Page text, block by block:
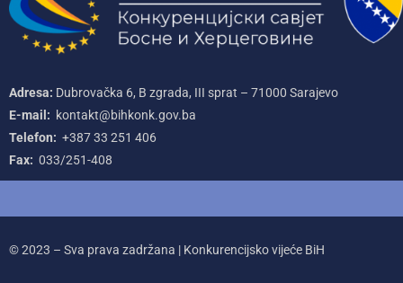
Adresa: Dubrovačka 6, B zgrada, III sprat – 71000‌ Sarajevo
E-mail: kontakt@bihkonk.gov.ba
Telefon: +387‌ 33‌ 251‌ 406
Fax: 033/251-408
© 2023 – Sva prava zadržana | Konkurencijsko vijeće BiH